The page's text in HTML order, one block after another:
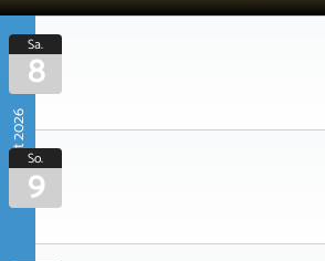
August 2026
Sa.
8
So.
9